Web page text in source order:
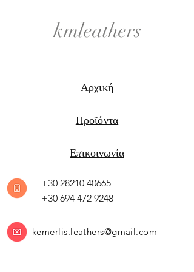
kmleathers
Αρχική
Προϊόντα
Επικοινωνία
+30 28210 40665
+30 694 472 9248
kemerlis.leathers@gmail.com